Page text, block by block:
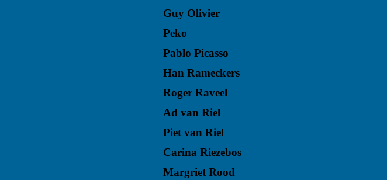
Guy Olivier
Peko
Pablo Picasso
Han Rameckers
Roger Raveel
Ad van Riel
Piet van Riel
Carina Riezebos
Margriet Rood